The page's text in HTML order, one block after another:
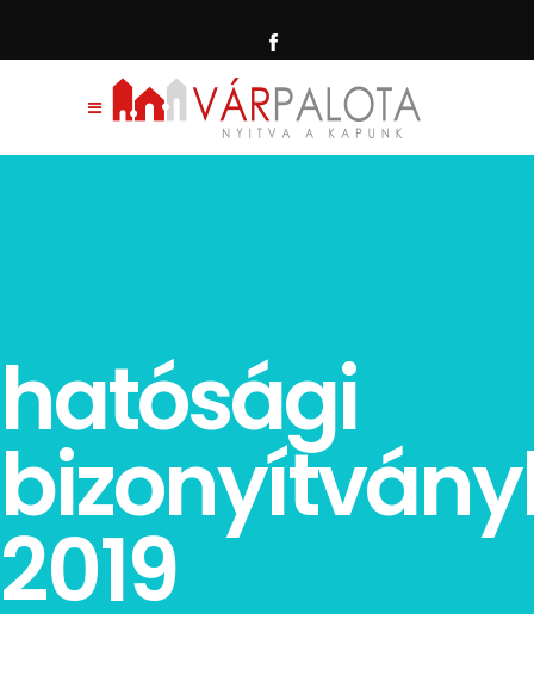
hatósági
2019